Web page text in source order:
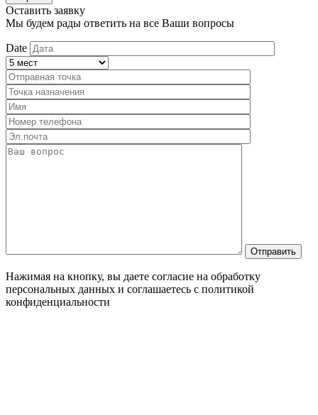
Оставить заявку
Мы будем рады ответить на все Ваши вопросы
Date
Нажимая на кнопку, вы даете согласие на обработку
персональных данных и соглашаетесь c политикой
конфиденциальности